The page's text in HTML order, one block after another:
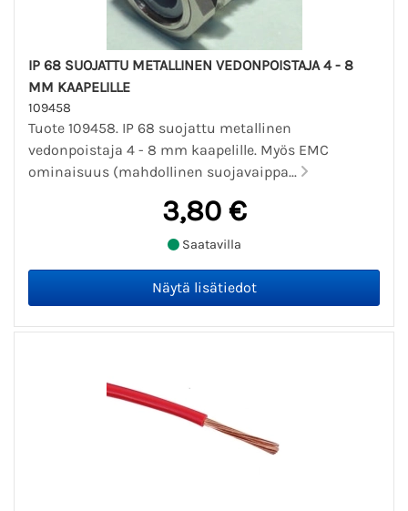
IP 68 SUOJATTU METALLINEN VEDONPOISTAJA 4 - 8
MM KAAPELILLE
109458
Tuote 109458. IP 68 suojattu metallinen
vedonpoistaja 4 - 8 mm kaapelille. Myös EMC
ominaisuus (mahdollinen suojavaippa...
3,80 €
Saatavilla